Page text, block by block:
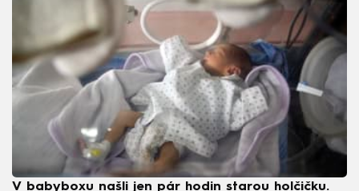
V babyboxu našli jen pár hodin starou holčičku.